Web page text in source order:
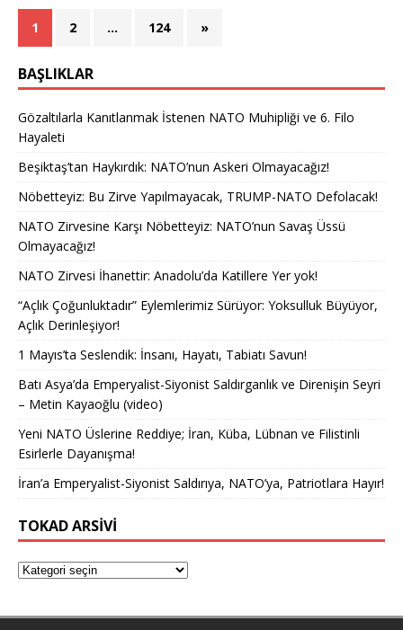
1 2 … 124 »
BAŞLIKLAR
Gözaltılarla Kanıtlanmak İstenen NATO Muhipliği ve 6. Filo
Hayaleti
Beşiktaş’tan Haykırdık: NATO’nun Askeri Olmayacağız!
Nöbetteyiz: Bu Zirve Yapılmayacak, TRUMP-NATO Defolacak!
NATO Zirvesine Karşı Nöbetteyiz: NATO’nun Savaş Üssü
Olmayacağız!
NATO Zirvesi İhanettir: Anadolu’da Katillere Yer yok!
“Açlık Çoğunluktadır” Eylemlerimiz Sürüyor: Yoksulluk Büyüyor,
Açlık Derinleşiyor!
1 Mayıs’ta Seslendik: İnsanı, Hayatı, Tabiatı Savun!
Batı Asya’da Emperyalist-Siyonist Saldırganlık ve Direnişin Seyri
– Metin Kayaoğlu (video)
Yeni NATO Üslerine Reddiye; İran, Küba, Lübnan ve Filistinli
Esirlerle Dayanışma!
İran’a Emperyalist-Siyonist Saldırıya, NATO’ya, Patriotlara Hayır!
TOKAD ARSIVI